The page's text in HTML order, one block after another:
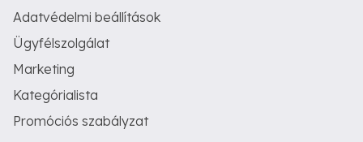
Adatvédelmi beállítások
Ügyfélszolgálat
Marketing
Kategórialista
Promóciós szabályzat